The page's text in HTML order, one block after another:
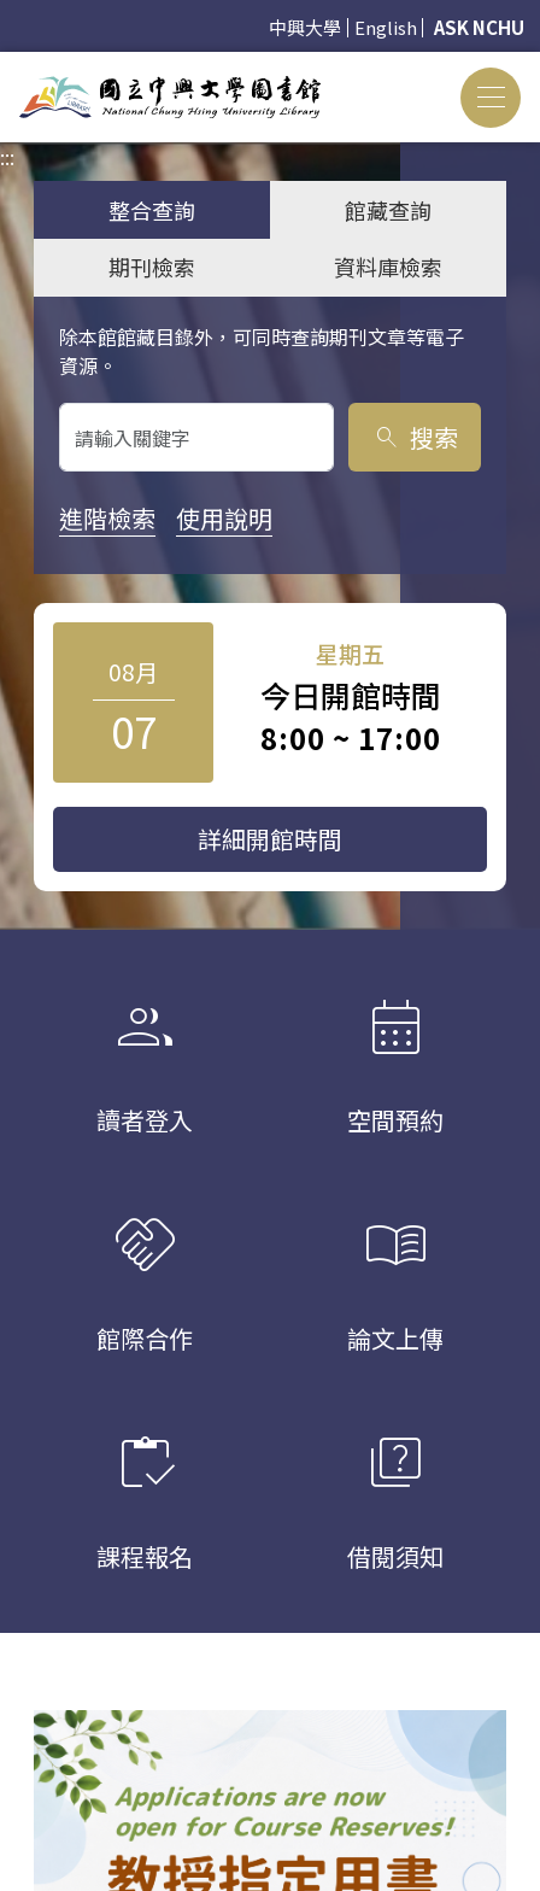
中興大學 English ASK NCHU
:::
整合查詢
館藏查詢
期刊檢索
資料庫檢索
除本館館藏目錄外，可同時查詢期刊文章等電子
資源。
關鍵字搜尋
search 搜索
進階檢索 使用說明
08月
07
星期五
今日開館時間
8:00 ~ 17:00
詳細開館時間
group
讀者登入
calendar_month
空間預約
handshake
館際合作
menu_book
論文上傳
inventory
課程報名
quiz
借閱須知